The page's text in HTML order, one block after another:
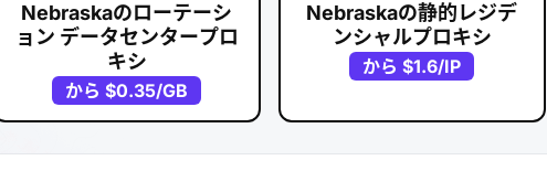
Nebraskaのローテーシ
ョン データセンタープロ
キシ
から$0.35/GB
Nebraskaの静的レジデ
ンシャルプロキシ
から$1.6/IP